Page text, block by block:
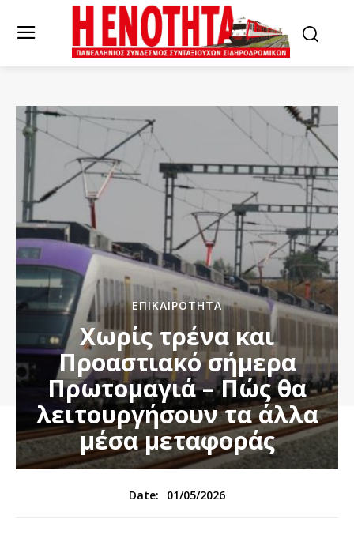
ΕΠΙΚΑΙΡΌΤΗΤΑ
Χωρίς τρένα και
Προαστιακό σήμερα
Πρωτομαγιά – Πώς θα
λειτουργήσουν τα άλλα
μέσα μεταφοράς
Date: 01/05/2026